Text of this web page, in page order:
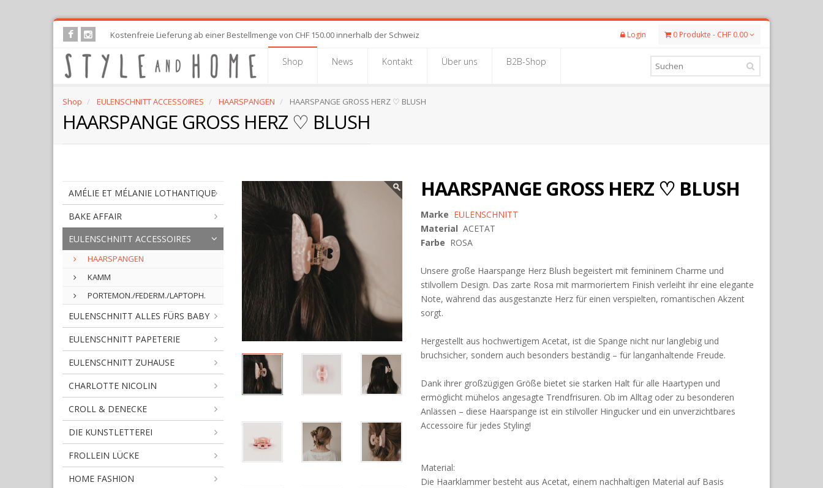
Skip
main
content
Kostenfreie Lieferung ab einer Bestellmenge von CHF 150.00 innerhalb der Schweiz Login 0 Produkte - CHF 0.00
Shop News Kontakt Über uns B2B-Shop
Shop EULENSCHNITT ACCESSOIRES HAARSPANGEN HAARSPANGE GROSS HERZ ♡ BLUSH
HAARSPANGE GROSS HERZ ♡ BLUSH
AMÉLIE ET MÉLANIE LOTHANTIQUE
BAKE AFFAIR
EULENSCHNITT ACCESSOIRES
HAARSPANGEN
KAMM
PORTEMON./FEDERM./LAPTOPH.
EULENSCHNITT ALLES FÜRS BABY
EULENSCHNITT PAPETERIE
EULENSCHNITT ZUHAUSE
CHARLOTTE NICOLIN
CROLL & DENECKE
DIE KUNSTLETTEREI
FROLLEIN LÜCKE
HOME FASHION
HAARSPANGE GROSS HERZ ♡ BLUSH
Marke EULENSCHNITT
Material ACETAT
Farbe ROSA
Unsere große Haarspange Herz Blush begeistert mit femininem Charme und
stilvollem Design. Das zarte Rosa mit marmoriertem Finish verleiht ihr eine elegante
Note, während das ausgestanzte Herz für einen verspielten, romantischen Akzent
sorgt.
Hergestellt aus hochwertigem Acetat, ist die Spange nicht nur langlebig und
bruchsicher, sondern auch besonders beständig – für langanhaltende Freude.
Dank ihrer großzügigen Größe bietet sie starken Halt für alle Haartypen und
ermöglicht mühelos angesagte Trendfrisuren. Ob im Alltag oder zu besonderen
Anlässen – diese Haarspange ist ein stilvoller Hingucker und ein unverzichtbares
Accessoire für jedes Styling!
Material:
Die Haarklammer besteht aus Acetat, einem nachhaltigen Material auf Basis